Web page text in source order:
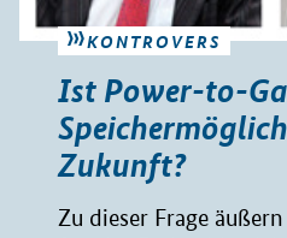
KONTROVERS
Ist Power-to-
Zukunft?
Zu dieser Frage